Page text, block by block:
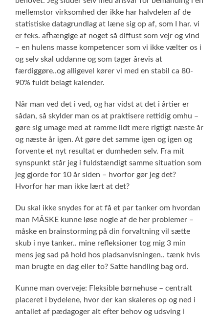
mellemstor virksomhed der ikke har halvdelen af de
statistiske datagrundlag at læne sig op af, som I har. vi
er feks. afhængige af noget så diffust som vejr og vind
– en hulens masse kompetencer som vi ikke vælter os i
og selv skal uddanne og som tager årevis at
færdiggøre..og alligevel kører vi med en stabil ca 80-
90% fuldt belagt kalender.
Når man ved det i ved, og har vidst at det i årtier er
sådan, så skylder man os at praktisere rettidig omhu –
gøre sig umage med at ramme lidt mere rigtigt næste år
og næste år igen. At gøre det samme igen og igen og
forvente et nyt resultat er dumheden selv. Fra mit
synspunkt står jeg i fuldstændigt samme situation som
jeg gjorde for 10 år siden – hvorfor gør jeg det?
Hvorfor har man ikke lært at det?
Du skal ikke snydes for at få et par tanker om hvordan
man MÅSKE kunne løse nogle af de her problemer –
måske en brainstorming på din forvaltning vil sætte
skub i nye tanker.. mine refleksioner tog mig 3 min
mens jeg sad på hold hos pladsanvisningen.. tænk hvis
man brugte en dag eller to? Satte handling bag ord.
Kunne man overveje: Fleksible børnehuse – centralt
placeret i bydelene, hvor der kan skaleres op og ned i
antallet af pædagoger alt efter behov og udsving i